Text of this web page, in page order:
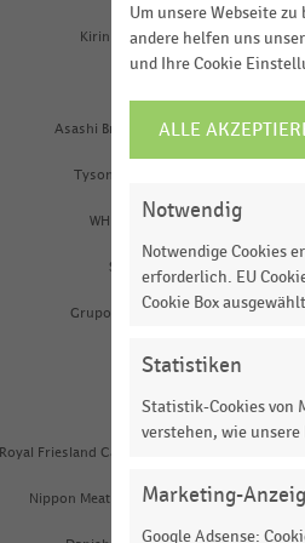
Tyson Foods (US)
Shiseido (JP)
Tingyi (CN)
Royal Friesland Campina (NL)
Kirin Beweies (JP)
Asashi Breweries (JP)
WH Group (CN)
Grupo Bimbo (MX)
JBS (BR)
Nippon Meat Packers (JP)
Um unsere Webseite
andere helfen uns
und Ihre Cookie
ALLE
COOKIE-
EINSTELLUNGEN
Notwendig
Notwendige Cookies
erforderlich. EU
Cookie Box
Statistiken
Statistik-Cookies von
verstehen, wie
Marketing-
Google Adsense: